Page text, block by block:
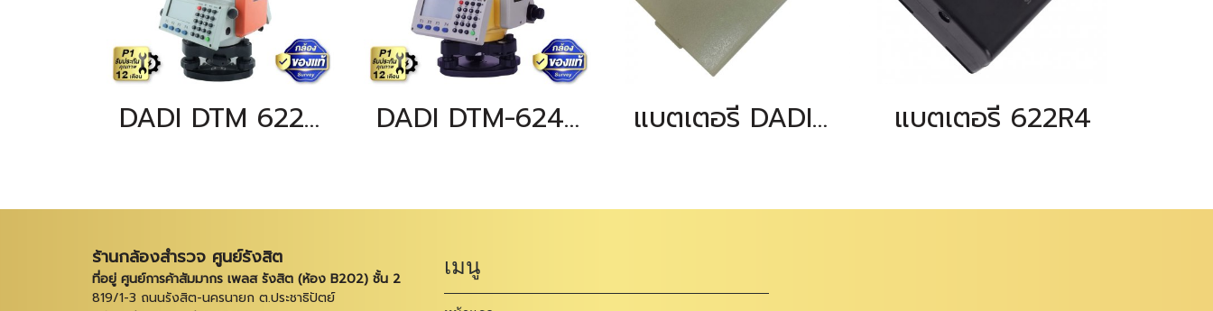
DADI DTM 622-R4 DADI DTM-624R แบตเตอรี่ DADI สำหรับ BDC30 แบตเตอรี่ 622R4
ร้านกล้องสำรวจ ศูนย์รังสิต
ที่อยู่ ศูนย์การค้าสัมมากร เพลส รังสิต (ห้อง B202) ชั้น 2
819/1-3 ถนนรังสิต-นครนายก ต.ประชาธิปัตย์
เมนู